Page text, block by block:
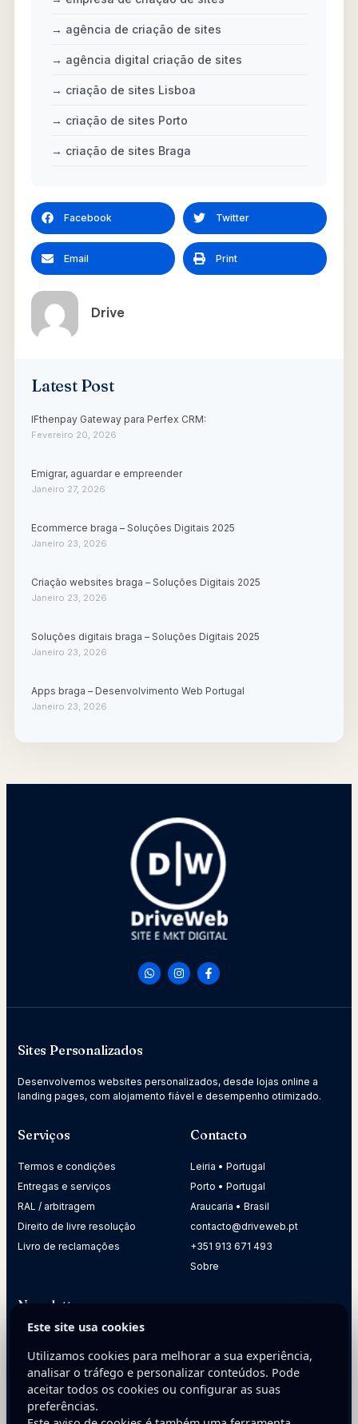
→ agência de criação de sites
→ agência digital criação de sites
→ criação de sites Lisboa
→ criação de sites Porto
→ criação de sites Braga
Facebook Twitter
Email Print
Drive
Latest Post
IFthenpay Gateway para Perfex CRM:
Fevereiro 20, 2026
Emigrar, aguardar e empreender
Janeiro 27, 2026
Ecommerce braga – Soluções Digitais 2025
Janeiro 23, 2026
Criação websites braga – Soluções Digitais 2025
Janeiro 23, 2026
Soluções digitais braga – Soluções Digitais 2025
Janeiro 23, 2026
Apps braga – Desenvolvimento Web Portugal
Janeiro 23, 2026
Sites Personalizados
Desenvolvemos websites personalizados, desde lojas online a
landing pages, com alojamento fiável e desempenho otimizado.
Serviços
Termos e condições
Entregas e serviços
RAL / arbitragem
Direito de livre resolução
Livro de reclamações
Contacto
Leiria • Portugal
Porto • Portugal
Araucaria • Brasil
contacto@driveweb.pt
+351 913 671 493
Sobre
Newsletter
sua empresa.
E-mail
Este site usa cookies
Utilizamos cookies para melhorar a sua experiência,
analisar o tráfego e personalizar conteúdos. Pode
aceitar todos os cookies ou configurar as suas
preferências.